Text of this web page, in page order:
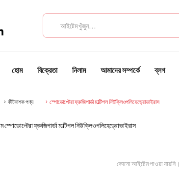
হোম বিক্রেতা নিলাম আমাদের সম্পর্কে ব্লগ
কীটনাশক পণ্য স্পোডোপ্টেরা ফ্রুজিপার্ডা মাল্টিপল নিউক্লিওপলিহেড্রোভাইরাস
স্পোডোপ্টেরা ফ্রুজিপার্ডা মাল্টিপল নিউক্লিওপলিহেড্রোভাইরাস
কোনো আইটেম পাওয়া যায়নি।